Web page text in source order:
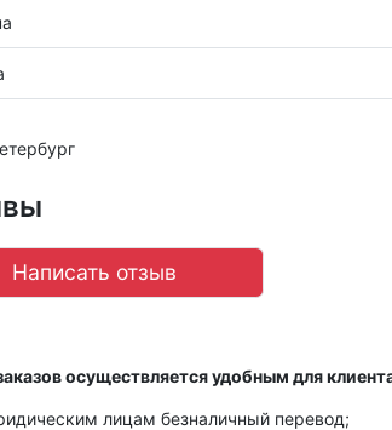
Написать отзыв
осуществляется удобным для
лицам безналичный перевод;